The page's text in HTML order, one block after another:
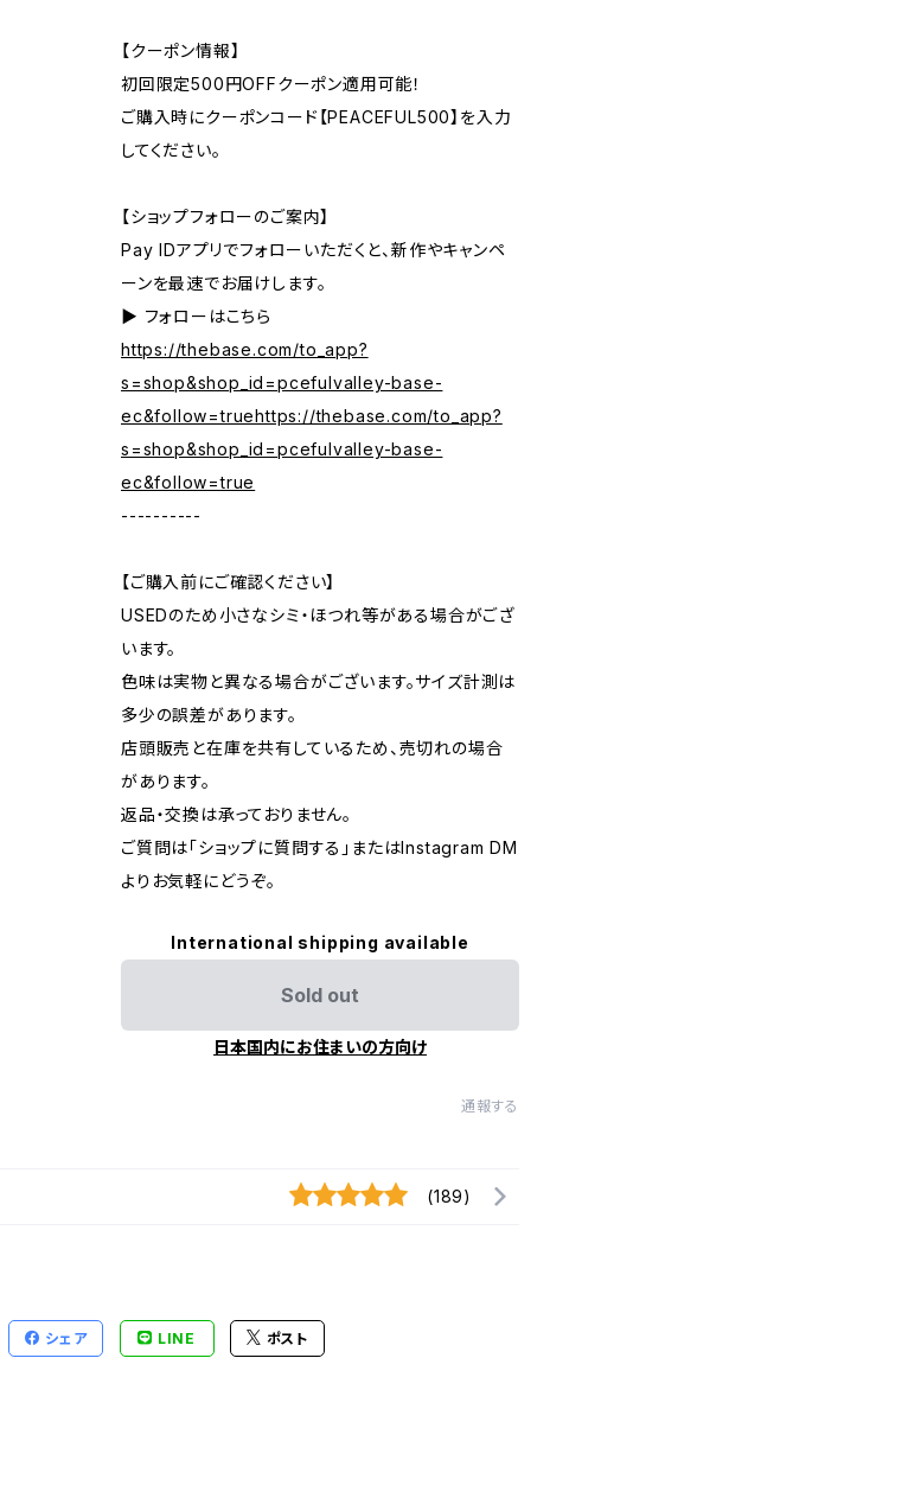
【クーポン情報】
初回限定500円OFFクーポン適用可能！
ご購入時にクーポンコード【PEACEFUL500】を入力
してください。
【ショップフォローのご案内】
Pay IDアプリでフォローいただくと、新作やキャンペ
ーンを最速でお届けします。
▶︎ フォローはこちら
https://thebase.com/to_app?
s=shop&shop_id=pcefulvalley-base-
ec&follow=truehttps://thebase.com/to_app?
s=shop&shop_id=pcefulvalley-base-
ec&follow=true
----------
【ご購入前にご確認ください】
USEDのため小さなシミ・ほつれ等がある場合がござ
います。
色味は実物と異なる場合がございます。サイズ計測は
多少の誤差があります。
店頭販売と在庫を共有しているため、売切れの場合
があります。
返品・交換は承っておりません。
ご質問は「ショップに質問する」またはInstagram DM
よりお気軽にどうぞ。
International shipping available
Sold out
日本国内にお住まいの方向け
通報する
(189)
シェア LINE ポスト